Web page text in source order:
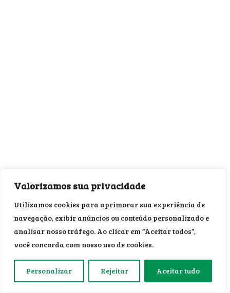
Valorizamos sua privacidade
Utilizamos cookies para aprimorar sua experiência de
navegação, exibir anúncios ou conteúdo personalizado e
analisar nosso tráfego. Ao clicar em “Aceitar todos”,
você concorda com nosso uso de cookies.
Personalizar Rejeitar Aceitar tudo